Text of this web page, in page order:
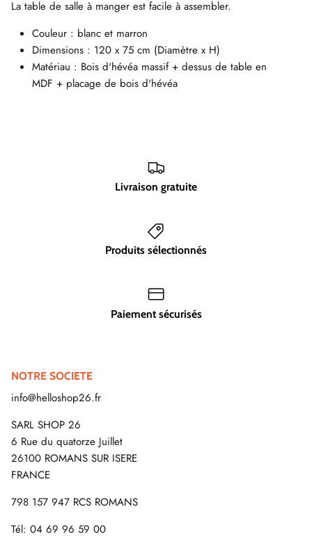
La table de salle à manger est facile à assembler.
Couleur : blanc et marron
Dimensions : 120 x 75 cm (Diamètre x H)
Matériau : Bois d'hévéa massif + dessus de table en
MDF + placage de bois d'hévéa
Livraison gratuite
Produits sélectionnés
Paiement sécurisés
NOTRE SOCIETE
info@helloshop26.fr
SARL SHOP 26
6 Rue du quatorze Juillet
26100 ROMANS SUR ISERE
FRANCE
798 157 947 RCS ROMANS
Tél: 04 69 96 59 00